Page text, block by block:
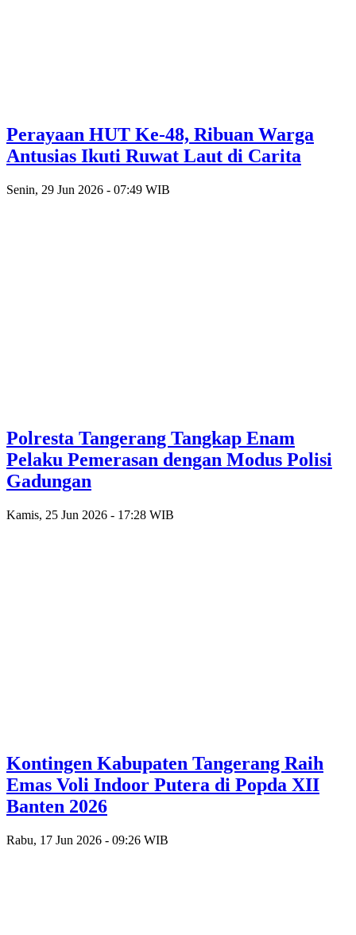
Perayaan HUT Ke-48, Ribuan Warga
Antusias Ikuti Ruwat Laut di Carita
Senin, 29 Jun 2026 - 07:49 WIB
Polresta Tangerang Tangkap Enam
Pelaku Pemerasan dengan Modus Polisi
Gadungan
Kamis, 25 Jun 2026 - 17:28 WIB
Kontingen Kabupaten Tangerang Raih
Emas Voli Indoor Putera di Popda XII
Banten 2026
Rabu, 17 Jun 2026 - 09:26 WIB